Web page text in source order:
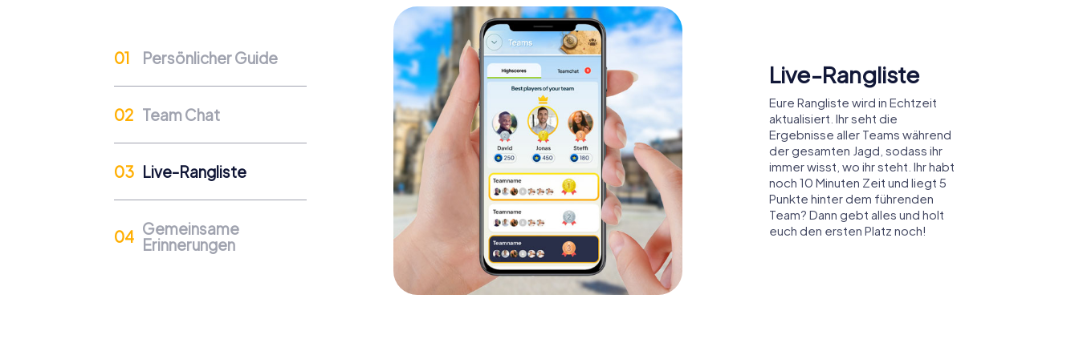
Unternehmen profitieren von einer starken Unternehmenskultur und einer effizienten Zusammenarbeit.
Persönlicher Guide
Team Chat
Live-Rangliste
Gemeinsame
Erinnerungen
Erinnerungen
Erlebt den Spaß noch einmal,
indem ihr im Nachgang eure
Bildergalerie durchstöbert, in der
ihr alle während des Spiels
aufgenommenen Fotos ansehen
und teilen könnt. Egal, ob es sich
um einen Schnappschuss der
Reaktion eures Teams auf eine
Herausforderung oder um ein
Gruppenfoto handelt, auf dem ihr